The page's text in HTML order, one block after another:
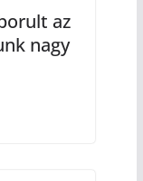
az
nagy